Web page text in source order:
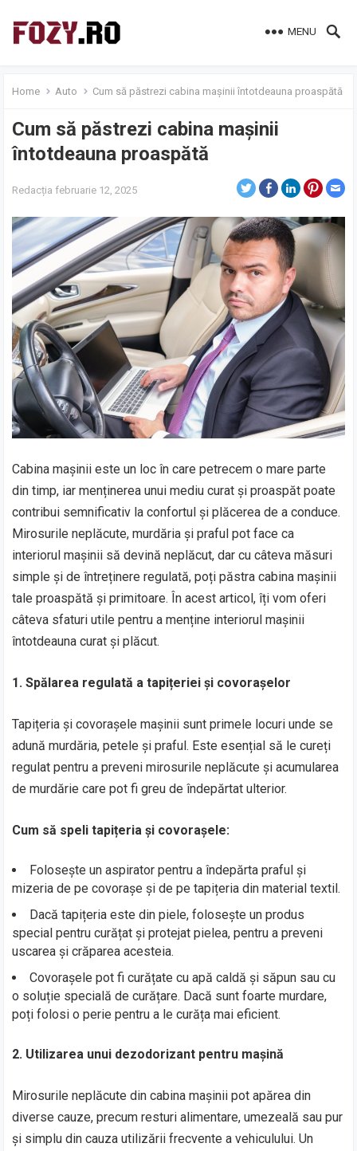
MENU
Home Auto Cum să păstrezi cabina mașinii întotdeauna proaspătă
Cum să păstrezi cabina mașinii
întotdeauna proaspătă
Redacția februarie 12, 2025
Cabina mașinii este un loc în care petrecem o mare parte
din timp, iar menținerea unui mediu curat și proaspăt poate
contribui semnificativ la confortul și plăcerea de a conduce.
Mirosurile neplăcute, murdăria și praful pot face ca
interiorul mașinii să devină neplăcut, dar cu câteva măsuri
simple și de întreținere regulată, poți păstra cabina mașinii
tale proaspătă și primitoare. În acest articol, îți vom oferi
câteva sfaturi utile pentru a menține interiorul mașinii
întotdeauna curat și plăcut.
1. Spălarea regulată a tapițeriei și covorașelor
Tapițeria și covorașele mașinii sunt primele locuri unde se
adună murdăria, petele și praful. Este esențial să le cureți
regulat pentru a preveni mirosurile neplăcute și acumularea
de murdărie care pot fi greu de îndepărtat ulterior.
Cum să speli tapițeria și covorașele:
Folosește un aspirator pentru a îndepărta praful și
mizeria de pe covorașe și de pe tapițeria din material textil.
Dacă tapițeria este din piele, folosește un produs
special pentru curățat și protejat pielea, pentru a preveni
uscarea și crăparea acesteia.
Covorașele pot fi curățate cu apă caldă și săpun sau cu
o soluție specială de curățare. Dacă sunt foarte murdare,
poți folosi o perie pentru a le curăța mai eficient.
2. Utilizarea unui dezodorizant pentru mașină
Mirosurile neplăcute din cabina mașinii pot apărea din
diverse cauze, precum resturi alimentare, umezeală sau pur
și simplu din cauza utilizării frecvente a vehiculului. Un